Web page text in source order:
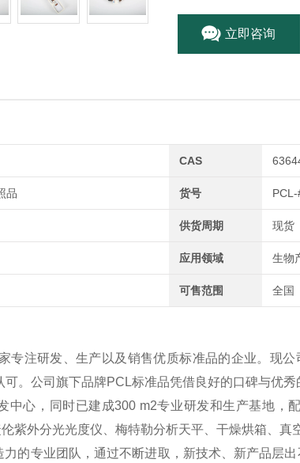
立即咨询
CAS
品 货号
供货周期 现货
应用领域 生物
可售范围 全国
专注研发、生产以及销售优质标准品的企业。现
。公司旗下品牌PCL标准品凭借良好的口碑与优秀
中心，同时已建成300 m2专业研发和生产基地，
紫外分光光度仪、梅特勒分析天平、干燥烘箱、真
的专业团队，通过不断进取，新技术、新产品层